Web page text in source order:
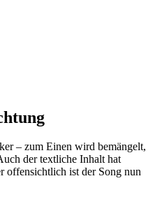
– zum Einen wird bemängelt,
der textliche Inhalt hat
offensichtlich ist der Song nun